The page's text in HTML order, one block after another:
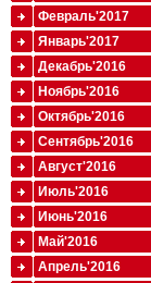
Февраль'2017
Январь'2017
Декабрь'2016
Ноябрь'2016
Октябрь'2016
Сентябрь'2016
Август'2016
Июль'2016
Июнь'2016
Май'2016
Апрель'2016